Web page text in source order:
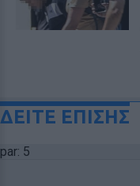
ΔΕΙΤΕ ΕΠΙΣΗΣ
par: 5